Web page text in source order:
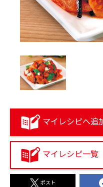
マイレシピへ追
マイレシピ一覧
ポスト